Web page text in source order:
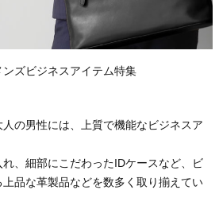
ズビジネスアイテム特集
の男性には、上質で機能なビジネスア
、細部にこだわったIDケースなど、ビ
品な革製品などを数多く取り揃えてい